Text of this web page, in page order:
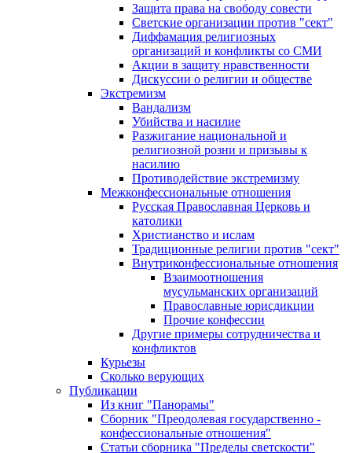
Защита права на свободу совести
Светские организации против "сект"
Диффамация религиозных
организаций и конфликты со СМИ
Акции в защиту нравственности
Дискуссии о религии и обществе
Экстремизм
Вандализм
Убийства и насилие
Разжигание национальной и
религиозной розни и призывы к
насилию
Противодействие экстремизму
Межконфессиональные отношения
Русская Православная Церковь и
католики
Христианство и ислам
Традиционные религии против "сект"
Внутриконфессиональные отношения
Взаимоотношения
мусульманских организаций
Православные юрисдикции
Прочие конфессии
Другие примеры сотрудничества и
конфликтов
Курьезы
Сколько верующих
Публикации
Из книг "Панорамы"
Сборник "Преодолевая государственно -
конфессиональные отношения"
Статьи сборника "Пределы светскости"